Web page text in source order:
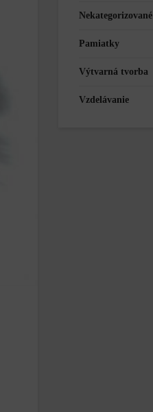
Nekategorizované
Pamiatky
Výtvarná tvorba
Vzdelávanie